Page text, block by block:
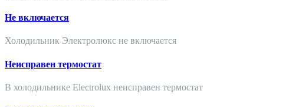
Не включается
Холодильник Электролюкс не включается
Неисправен термостат
В холодильнике Electrolux неисправен термостат